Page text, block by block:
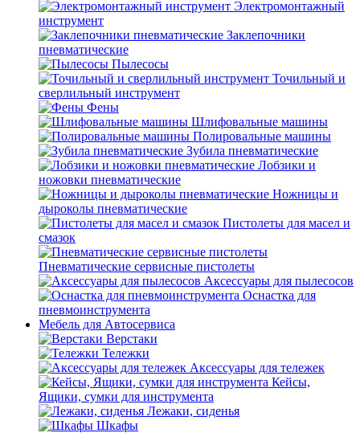
Электромонтажный
инструмент
Заклепочники
пневматические
Пылесосы
Точильный и
сверлильный инструмент
Фены
Шлифовальные машины
Полировальные машины
Зубила пневматические
Лобзики и
ножовки пневматические
Ножницы и
дыроколы пневматические
Пистолеты для масел и
смазок
Пневматические сервисные пистолеты
Аксессуары для пылесосов
Оснастка для
пневмоинструмента
Мебель для Автосервиса
Верстаки
Тележки
Аксессуары для тележек
Кейсы,
Ящики, сумки для инструмента
Лежаки, сиденья
Шкафы